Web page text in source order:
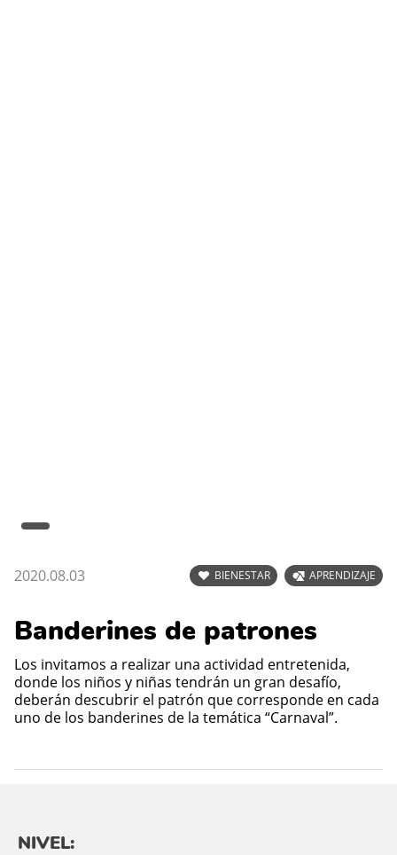
2020.08.03 BIENESTAR APRENDIZAJE
Banderines de patrones
Los invitamos a realizar una actividad entretenida,
donde los niños y niñas tendrán un gran desafío,
deberán descubrir el patrón que corresponde en cada
uno de los banderines de la temática “Carnaval”.
NIVEL: